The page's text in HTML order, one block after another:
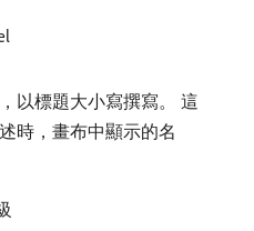
以標題大小寫撰寫。 這
時，畫布中顯示的名